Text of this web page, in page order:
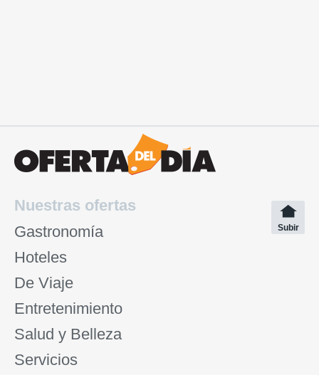
Nuestras ofertas
Gastronomía
Hoteles
De Viaje
Entretenimiento
Salud y Belleza
Servicios
Subir